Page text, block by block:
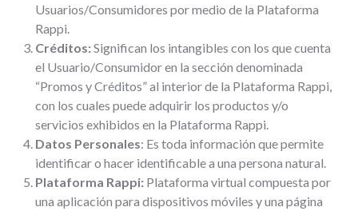
Usuarios/Consumidores por medio de la Plataforma
Rappi.
Créditos:Significan los intangibles con los que cuenta
el Usuario/Consumidor en la sección denominada
“Promos y Créditos” al interior de la Plataforma Rappi,
con los cuales puede adquirir los productos y/o
servicios exhibidos en la Plataforma Rappi.
Datos Personales: Es toda información que permite
identificar o hacer identificable a una persona natural.
Plataforma Rappi: Plataforma virtual compuesta por
una aplicación para dispositivos móviles y una página